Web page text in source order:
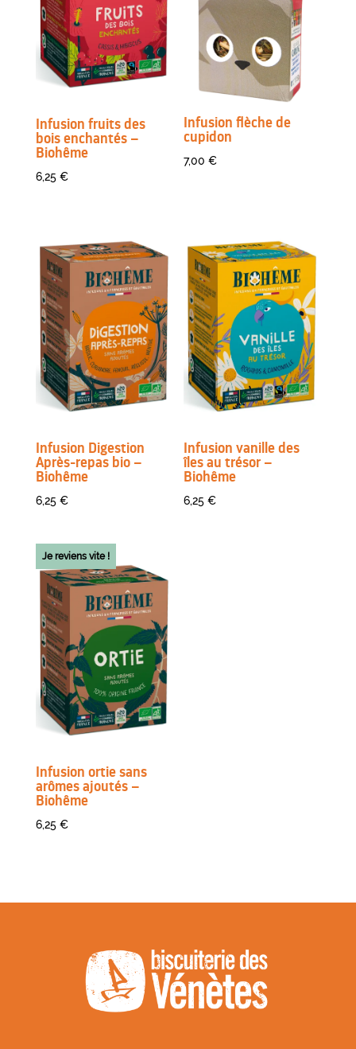
Infusion fruits des
bois enchantés –
Biohême
6,25 €
Infusion flèche de
cupidon
7,00€
Infusion Digestion
Après-repas bio –
Biohême
6,25 €
Infusion vanille des
îles au trésor –
Biohême
6,25€
Je reviens vite !
Infusion ortie sans
arômes ajoutés –
Biohême
6,25 €